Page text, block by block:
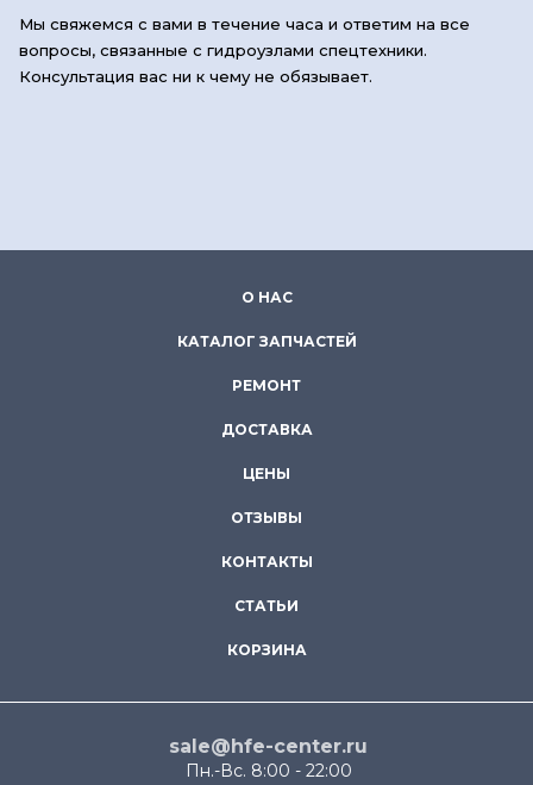
Мы свяжемся с вами в течение часа и ответим на все
вопросы, связанные с гидроузлами спецтехники.
Консультация вас ни к чему не обязывает.
О НАС
КАТАЛОГ ЗАПЧАСТЕЙ
РЕМОНТ
ДОСТАВКА
ЦЕНЫ
ОТЗЫВЫ
КОНТАКТЫ
СТАТЬИ
КОРЗИНА
sale@hfe-center.ru
Пн.-Вс. 8:00 - 22:00